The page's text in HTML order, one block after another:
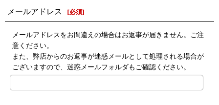
メールアドレス [必須]
メールアドレスをお間違えの場合はお返事が届きません。ご注
意ください。
また、弊店からのお返事が迷惑メールとして処理される場合が
ございますので、迷惑メールフォルダもご確認ください。